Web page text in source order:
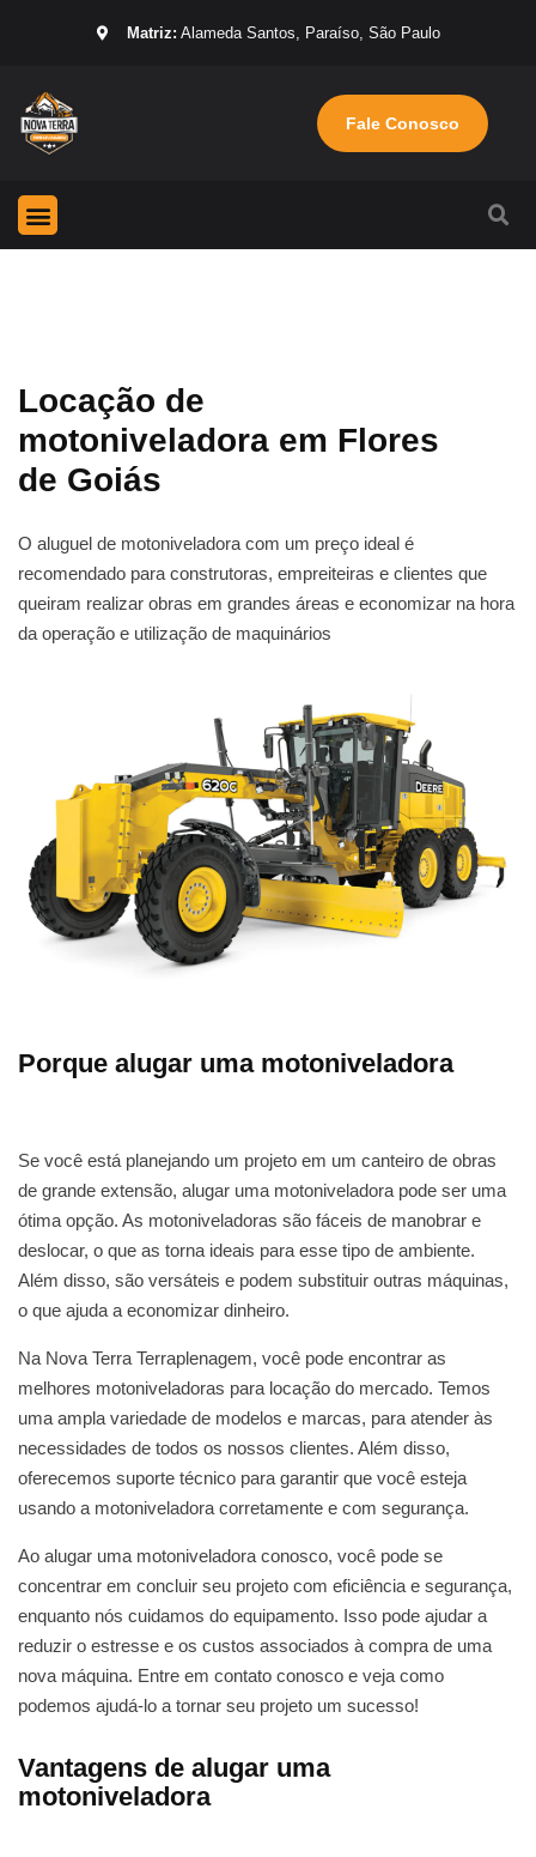
Matriz: Alameda Santos, Paraíso, São Paulo
Fale Conosco
Locação de
motoniveladora em Flores
de Goiás
O aluguel de motoniveladora com um preço ideal é
recomendado para construtoras, empreiteiras e clientes que
queiram realizar obras em grandes áreas e economizar na hora
da operação e utilização de maquinários
Porque alugar uma motoniveladora
Se você está planejando um projeto em um canteiro de obras
de grande extensão, alugar uma motoniveladora pode ser uma
ótima opção. As motoniveladoras são fáceis de manobrar e
deslocar, o que as torna ideais para esse tipo de ambiente.
Além disso, são versáteis e podem substituir outras máquinas,
o que ajuda a economizar dinheiro.
Na Nova Terra Terraplenagem, você pode encontrar as
melhores motoniveladoras para locação do mercado. Temos
uma ampla variedade de modelos e marcas, para atender às
necessidades de todos os nossos clientes. Além disso,
oferecemos suporte técnico para garantir que você esteja
usando a motoniveladora corretamente e com segurança.
Ao alugar uma motoniveladora conosco, você pode se
concentrar em concluir seu projeto com eficiência e segurança,
enquanto nós cuidamos do equipamento. Isso pode ajudar a
reduzir o estresse e os custos associados à compra de uma
nova máquina. Entre em contato conosco e veja como
podemos ajudá-lo a tornar seu projeto um sucesso!
Vantagens de alugar uma
motoniveladora